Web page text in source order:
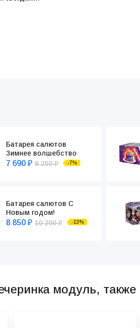
Батарея салютов
Зимнее волшебство
7 690 ₽ 8 250₽ -7%
Батарея салютов С
Новым годом!
8 850 ₽ 10 200₽ -13%
модуль, также